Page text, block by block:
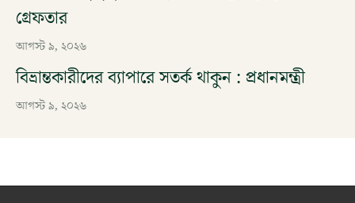
গ্রেফতার
আগস্ট ৯, ২০২৬
বিভ্রান্তকারীদের ব্যাপারে সতর্ক থাকুন : প্রধানমন্ত্রী
আগস্ট ৯, ২০২৬